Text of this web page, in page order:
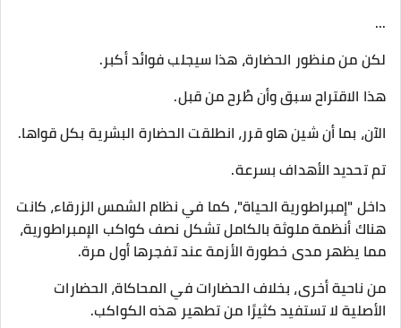
...
لكن من منظور الحضارة، هذا سيجلب فوائد أكبر.
هذا الاقتراح سبق وأن طُرح من قبل.
الآن، بما أن شين هاو قرر، انطلقت الحضارة البشرية بكل قواها.
تم تحديد الأهداف بسرعة.
داخل "إمبراطورية الحياة"، كما في نظام الشمس الزرقاء، كانت
هناك أنظمة ملوثة بالكامل تشكل نصف كواكب الإمبراطورية،
مما يظهر مدى خطورة الأزمة عند تفجرها أول مرة.
من ناحية أخرى، بخلاف الحضارات في المحاكاة، الحضارات
الأصلية لا تستفيد كثيرًا من تطهير هذه الكواكب.